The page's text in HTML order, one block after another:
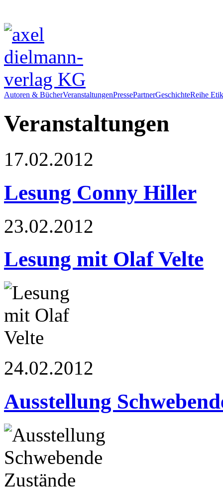
Autoren & BücherVeranstaltungenPressePartnerGeschichteReihe
Veranstaltungen
17.02.2012
Lesung Conny Hiller
23.02.2012
Lesung mit Olaf Velte
24.02.2012
Ausstellung